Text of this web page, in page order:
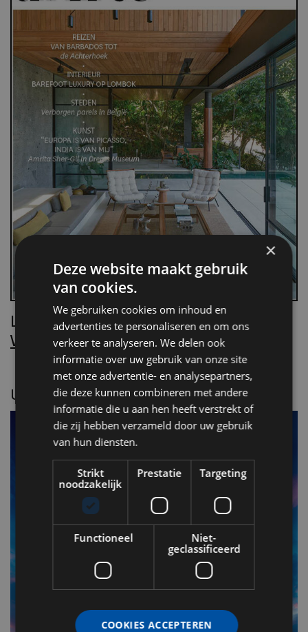
Lees Villa d’Arte!
Word nu abonnee.
UITGELICHT
×
Deze website maakt gebruik
van cookies.
We gebruiken cookies om inhoud en
advertenties te personaliseren en om ons
verkeer te analyseren. We delen ook
informatie over uw gebruik van onze site
met onze advertentie- en analysepartners,
die deze kunnen combineren met andere
informatie die u aan hen heeft verstrekt of
die zij hebben verzameld door uw gebruik
van hun diensten.
Strikt
noodzakelijk
Prestatie Targeting
Functioneel
Niet-
geclassificeerd
COOKIES ACCEPTEREN